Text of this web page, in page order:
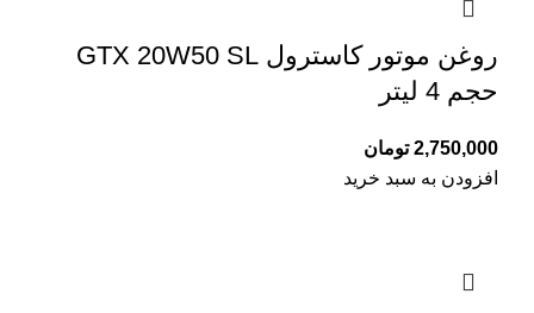
روغن موتور کاسترول GTX 20W50 SL
حجم 4 لیتر
2,750,000 تومان
افزودن به سبد خرید